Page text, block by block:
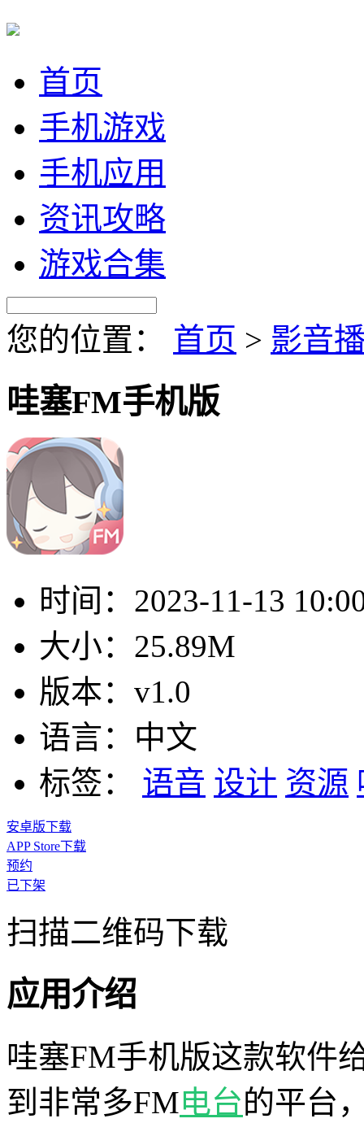
首页
手机游戏
手机应用
资讯攻略
游戏合集
您的位置： 首页 > 影音
哇塞FM手机版
时间： 2023-11-13
大小： 25.89M
版本： v1.0
语言： 中文
标签：
语音 设计 资源
安卓版下载
APP Store下载
预约
已下架
扫描二维码下载
应用介绍
哇塞FM手机版这款软件
到非常多FM电台的平台